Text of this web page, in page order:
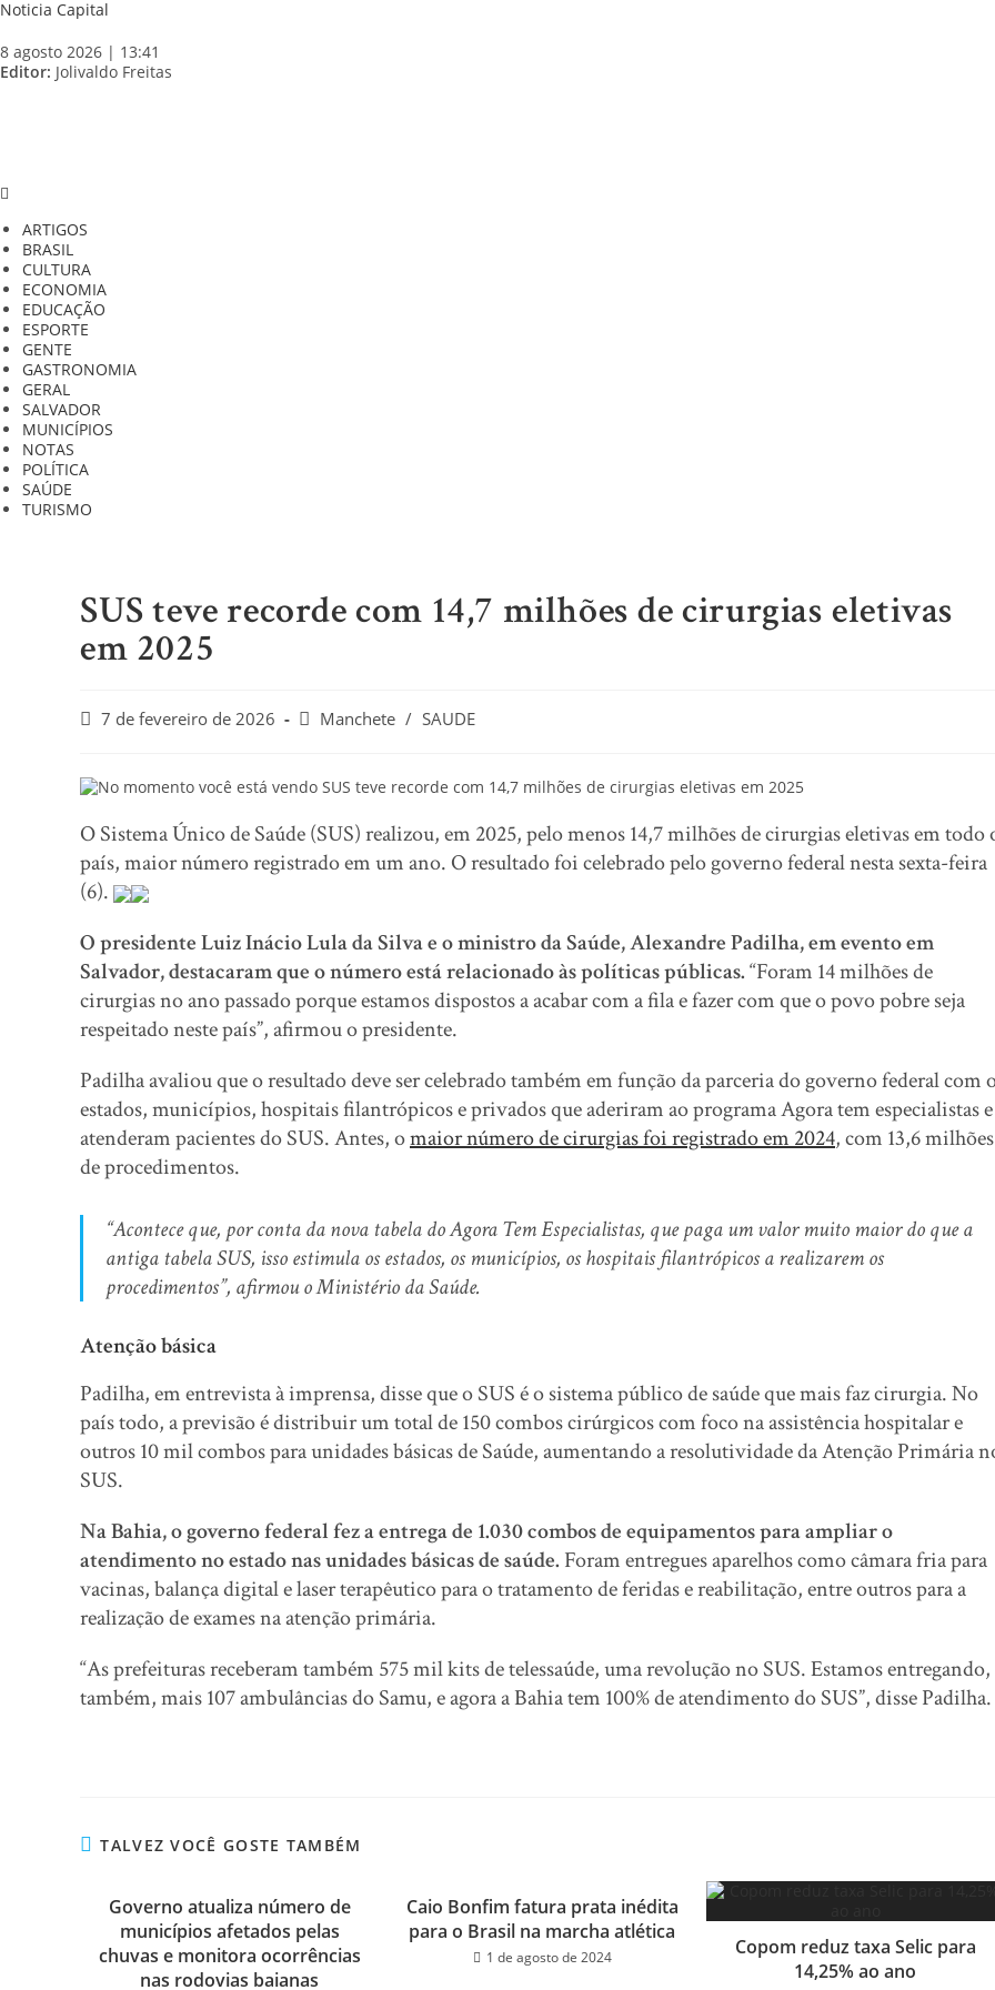
Skip
content
Noticia Capital
8 agosto 2026 | 13:41
Editor: Jolivaldo Freitas
ARTIGOS
BRASIL
CULTURA
ECONOMIA
EDUCAÇÃO
ESPORTE
GENTE
GASTRONOMIA
GERAL
SALVADOR
MUNICÍPIOS
NOTAS
POLÍTICA
SAÚDE
TURISMO
SUS teve recorde com 14,7 milhões de cirurgias eletivas
em 2025
Post7 de fevereiro de 2026
PostManchete / SAUDE
O Sistema Único de Saúde (SUS) realizou, em 2025, pelo menos 14,7 milhões de cirurgias eletivas em todo
país, maior número registrado em um ano. O resultado foi celebrado pelo governo federal nesta sexta-feira
(6).
O presidente Luiz Inácio Lula da Silva e o ministro da Saúde, Alexandre Padilha, em evento em
Salvador, destacaram que o número está relacionado às políticas públicas.“Foram 14 milhões de
cirurgias no ano passado porque estamos dispostos a acabar com a fila e fazer com que o povo pobre seja
respeitado neste país”, afirmou o presidente.
Padilha avaliou que o resultado deve ser celebrado também em função da parceria do governo federal com
estados, municípios, hospitais filantrópicos e privados que aderiram ao programa Agora tem especialistas e
atenderam pacientes do SUS. Antes, omaior número de cirurgias foi registrado em 2024, com 13,6 milhões
de procedimentos.
“Acontece que, por conta da nova tabela do Agora Tem Especialistas, que paga um valor muito maior do que a
antiga tabela SUS, isso estimula os estados, os municípios, os hospitais filantrópicos a realizarem os
procedimentos”, afirmou o Ministério da Saúde.
Atenção básica
Padilha, em entrevista à imprensa, disse que o SUS é o sistema público de saúde que mais faz cirurgia. No
país todo, a previsão é distribuir um total de 150 combos cirúrgicos com foco na assistência hospitalar e
outros 10 mil combos para unidades básicas de Saúde, aumentando a resolutividade da Atenção Primária
SUS.
Na Bahia, o governo federal fez a entrega de 1.030 combos de equipamentos para ampliar o
atendimento no estado nas unidades básicas de saúde. Foram entregues aparelhos como câmara fria para
vacinas, balança digital e laser terapêutico para o tratamento de feridas e reabilitação, entre outros para a
realização de exames na atenção primária.
“As prefeituras receberam também 575 mil kits de telessaúde, uma revolução no SUS. Estamos entregando,
também, mais 107 ambulâncias do Samu, e agora a Bahia tem 100% de atendimento do SUS”, disse Padilha.
TALVEZ VOCÊ GOSTE TAMBÉM
Governo atualiza número de
municípios afetados pelas
chuvas e monitora ocorrências
nas rodovias baianas
Caio Bonfim fatura prata inédita
para o Brasil na marcha atlética
1 de agosto de 2024
Copom reduz taxa Selic para
14,25% ao ano